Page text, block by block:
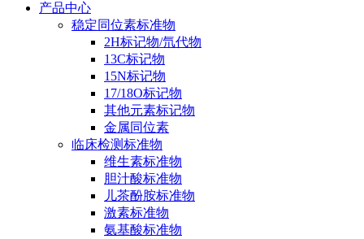
产品中心
稳定同位素标准物
2H标记物/氘代物
13C标记物
15N标记物
17/18O标记物
其他元素标记物
金属同位素
临床检测标准物
维生素标准物
胆汁酸标准物
儿茶酚胺标准物
激素标准物
氨基酸标准物